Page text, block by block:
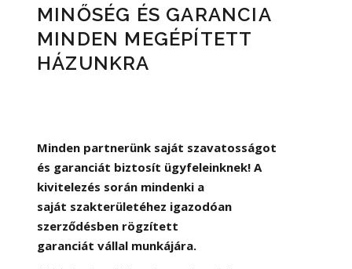
MINŐSÉG ÉS GARANCIA
MINDEN MEGÉPÍTETT
HÁZUNKRA
Minden partnerünk saját szavatosságot
és garanciát biztosít ügyfeleinknek! A
kivitelezés során mindenki a
saját szakterületéhez igazodóan
szerződésben rögzített
garanciát vállal munkájára.